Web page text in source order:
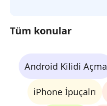
Tüm konular
Android Kilidi Açma
iPhone İpuçalrı